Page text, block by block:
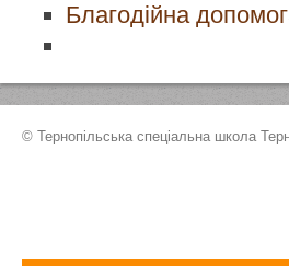
Благодійна
© Тернопільська спеціальна школа